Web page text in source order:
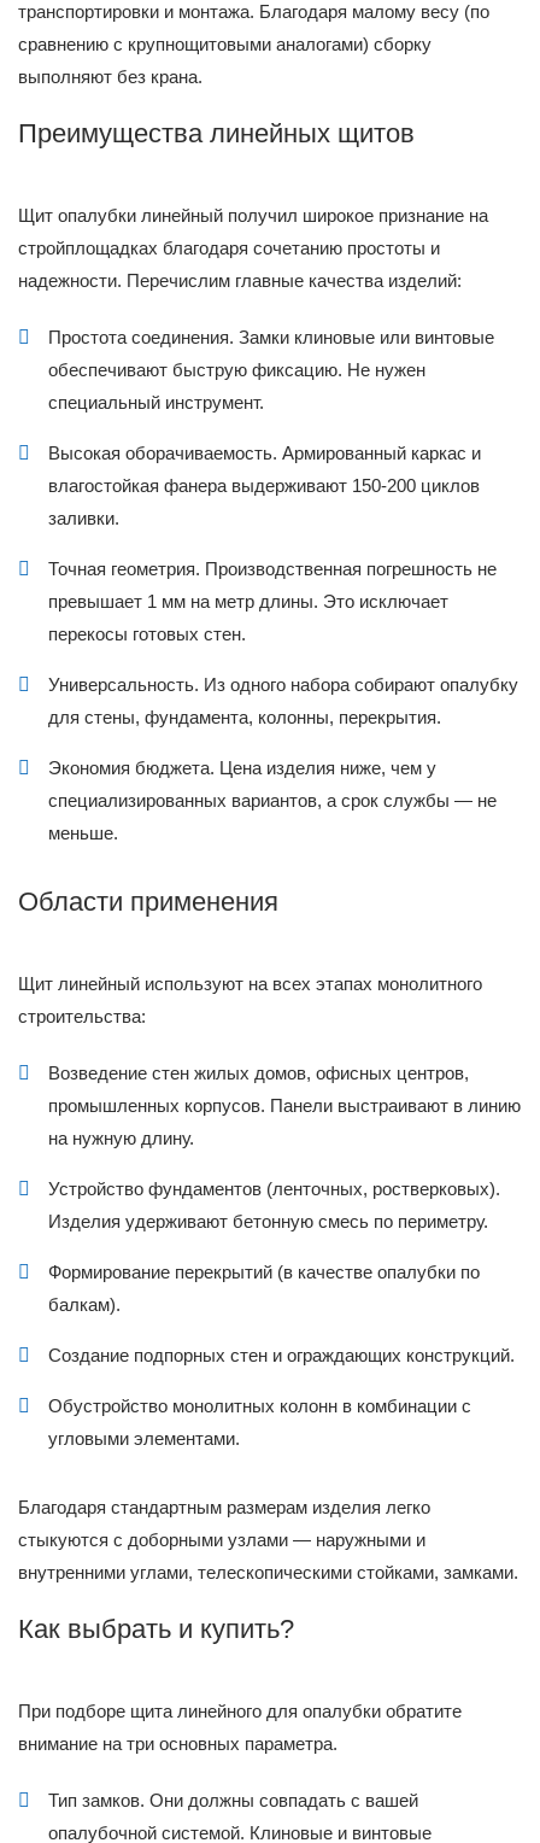
транспортировки и монтажа. Благодаря малому весу (по
сравнению с крупнощитовыми аналогами) сборку
выполняют без крана.
Преимущества линейных щитов
Щит опалубки линейный получил широкое признание на
стройплощадках благодаря сочетанию простоты и
надежности. Перечислим главные качества изделий:
Простота соединения. Замки клиновые или винтовые
обеспечивают быструю фиксацию. Не нужен
специальный инструмент.
Высокая оборачиваемость. Армированный каркас и
влагостойкая фанера выдерживают 150-200 циклов
заливки.
Точная геометрия. Производственная погрешность не
превышает 1 мм на метр длины. Это исключает
перекосы готовых стен.
Универсальность. Из одного набора собирают опалубку
для стены, фундамента, колонны, перекрытия.
Экономия бюджета. Цена изделия ниже, чем у
специализированных вариантов, а срок службы — не
меньше.
Области применения
Щит линейный используют на всех этапах монолитного
строительства:
Возведение стен жилых домов, офисных центров,
промышленных корпусов. Панели выстраивают в линию
на нужную длину.
Устройство фундаментов (ленточных, ростверковых).
Изделия удерживают бетонную смесь по периметру.
Формирование перекрытий (в качестве опалубки по
балкам).
Создание подпорных стен и ограждающих конструкций.
Обустройство монолитных колонн в комбинации с
угловыми элементами.
Благодаря стандартным размерам изделия легко
стыкуются с доборными узлами — наружными и
внутренними углами, телескопическими стойками, замками.
Как выбрать и купить?
При подборе щита линейного для опалубки обратите
внимание на три основных параметра.
Тип замков. Они должны совпадать с вашей
опалубочной системой. Клиновые и винтовые